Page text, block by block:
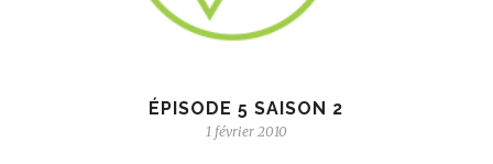
ÉPISODE 5 SAISON 2
1 février 2010